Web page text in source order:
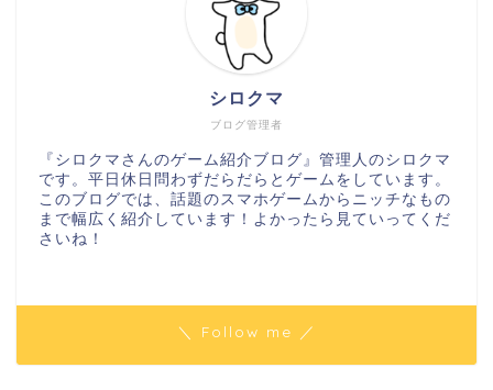
ブログ管理者
シロクマ
『シロクマさんのゲーム紹介ブログ』管理人のシロクマ
です。平日休日問わずだらだらとゲームをしています。
このブログでは、話題のスマホゲームからニッチなもの
まで幅広く紹介しています！よかったら見ていってくだ
さいね！
＼ Follow me ／